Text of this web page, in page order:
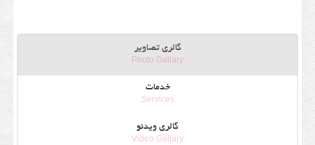
گالری تصاویر
Photo Gallary
خدمات
Services
گالری ویدئو
Video Gallary